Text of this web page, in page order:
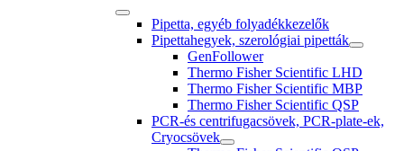
Pipetta, egyéb folyadékkezelők
Pipettahegyek, szerológiai pipetták
GenFollower
Thermo Fisher Scientific LHD
Thermo Fisher Scientific MBP
Thermo Fisher Scientific QSP
PCR-és centrifugacsövek, PCR-plate-ek,
Cryocsövek